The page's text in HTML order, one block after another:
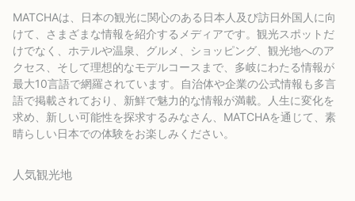
MATCHAは、日本の観光に関心のある日本人及び訪日外国人に向
けて、さまざまな情報を紹介するメディアです。観光スポットだ
けでなく、ホテルや温泉、グルメ、ショッピング、観光地へのア
クセス、そして理想的なモデルコースまで、多岐にわたる情報が
最大10言語で網羅されています。自治体や企業の公式情報も多言
語で掲載されており、新鮮で魅力的な情報が満載。人生に変化を
求め、新しい可能性を探求するみなさん、MATCHAを通じて、素
晴らしい日本での体験をお楽しみください。
人気観光地